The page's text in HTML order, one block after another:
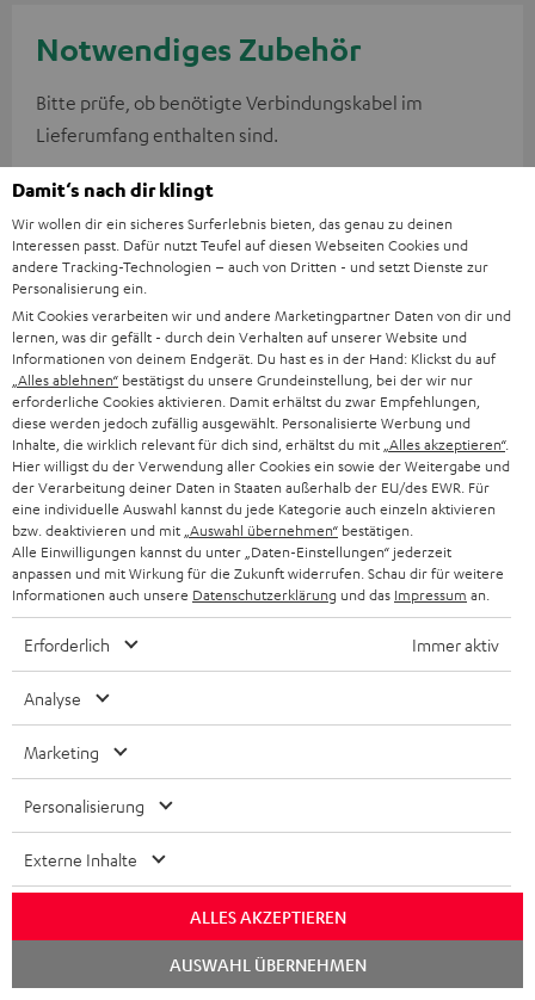
Notwendiges Zubehör
Bitte prüfe, ob benötigte Verbindungskabel im
Lieferumfang enthalten sind.
High-Speed HDMI® Kabel
mit Ethernet
Highspeed HDMI-Flachkabel
unterstützt aktuelle Standards
wie z.B. 4K 50/60p und 4K 3D
16,99€
Weiteres Zubehör
High-Speed HDMI® Kabel
Wandhalter AC 3500 SM
Damit‘s nach dir klingt
Wir wollen dir ein sicheres Surferlebnis bieten, das genau zu deinen
Interessen passt. Dafür nutzt Teufel auf diesen Webseiten Cookies und
andere Tracking-Technologien – auch von Dritten - und setzt Dienste zur
Personalisierung ein.
Mit Cookies verarbeiten wir und andere Marketingpartner Daten von dir und
lernen, was dir gefällt - durch dein Verhalten auf unserer Website und
Informationen von deinem Endgerät. Du hast es in der Hand: Klickst du auf
„Alles ablehnen“ bestätigst du unsere Grundeinstellung, bei der wir nur
erforderliche Cookies aktivieren. Damit erhältst du zwar Empfehlungen,
diese werden jedoch zufällig ausgewählt. Personalisierte Werbung und
Inhalte, die wirklich relevant für dich sind, erhältst du mit „Alles akzeptieren“.
Hier willigst du der Verwendung aller Cookies ein sowie der Weitergabe und
der Verarbeitung deiner Daten in Staaten außerhalb der EU/des EWR. Für
eine individuelle Auswahl kannst du jede Kategorie auch einzeln aktivieren
bzw. deaktivieren und mit „Auswahl übernehmen“ bestätigen.
Alle Einwilligungen kannst du unter „Daten-Einstellungen“ jederzeit
anpassen und mit Wirkung für die Zukunft widerrufen. Schau dir für weitere
Informationen auch unsere Datenschutzerklärung und das Impressum an.
Erforderlich Immer aktiv
Analyse
Marketing
Personalisierung
Externe Inhalte
ALLES AKZEPTIEREN
AUSWAHL ÜBERNEHMEN